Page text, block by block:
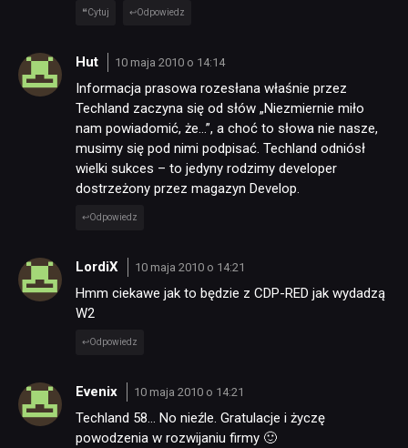
Cytuj Odpowiedz
Hut 10 maja 2010 o 14:14
Informacja prasowa rozesłana właśnie przez
Techland zaczyna się od słów „Niezmiernie miło
nam powiadomić, że…”, a choć to słowa nie nasze,
musimy się pod nimi podpisać. Techland odniósł
wielki sukces – to jedyny rodzimy developer
dostrzeżony przez magazyn Develop.
Odpowiedz
LordiX 10 maja 2010 o 14:21
Hmm ciekawe jak to będzie z CDP-RED jak wydadzą
W2
Odpowiedz
Evenix 10 maja 2010 o 14:21
Techland 58… No nieźle. Gratulacje i życzę
powodzenia w rozwijaniu firmy 🙂